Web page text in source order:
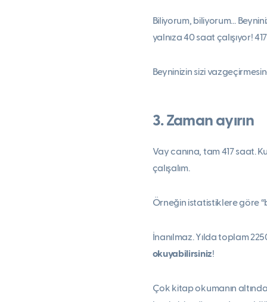
Biliyorum, biliyorum…
yalnıza 40 saat çalışıyor!
Beyninizin sizi
3. Zaman ayırın
Vay canına, tam 417 saat.
çalışalım.
Örneğin istatistiklere göre
İnanılmaz. Yılda toplam
okuyabilirsiniz!
Çok kitap okumanın